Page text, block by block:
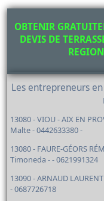
OBTENIR
DEVIS DE
Les entrepreneurs
13080 - VIOU - AIX EN
Malte - 0442633380 -
13080 - FAURE-GÉORS
Timoneda - - 0621991324
13090 - ARNAUD
- 0687726718